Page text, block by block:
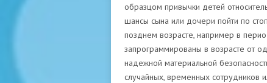
образцом привычки детей
шансы сына или дочери пойти по
позднем возрасте, например в
запрограммированы в возрасте от
надежной материальной
случайных, временных сотрудников